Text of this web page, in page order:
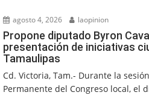
agosto 4, 2026 laopinion
Propone diputado Byron
presentación de iniciativas
Tamaulipas
Cd. Victoria, Tam.- Durante la
Permanente del Congreso local, el